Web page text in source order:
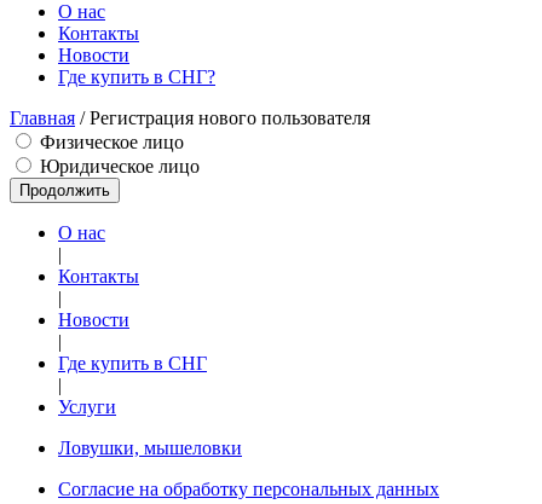
О нас
Контакты
Новости
Где купить в СНГ?
Главная / Регистрация нового пользователя
Физическое лицо
Юридическое лицо
О нас
|
Контакты
|
Новости
|
Где купить в СНГ
|
Услуги
Ловушки, мышеловки
Согласие на обработку персональных данных